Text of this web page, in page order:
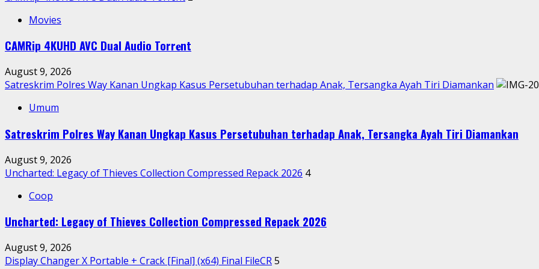
Movies
CAMRip 4KUHD AVC Dual Audio Torr𝐞nt
August 9, 2026
Satreskrim Polres Way Kanan Ungkap Kasus Persetubuhan terhadap Anak, Tersangka Ayah Tiri Diamankan
Umum
Satreskrim Polres Way Kanan Ungkap Kasus Persetubuhan terhadap Anak, Tersangka Ayah Tiri Diamankan
August 9, 2026
Uncharted: Legacy of Thieves Collection Compressed Repack 2026 4
Coop
Uncharted: Legacy of Thieves Collection Compressed Repack 2026
August 9, 2026
Display Changer X Portable + Crack [Final] (x64) Final FileCR5